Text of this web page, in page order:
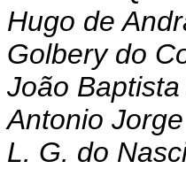
Hugo de
Golbery do
João
Antonio
L. G. do